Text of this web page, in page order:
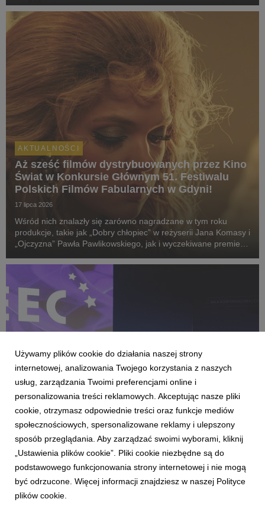
Festiwalu Filmowego w Toronto. W polskich k...
AKTUALNOŚCI
Aż sześć filmów dystrybuowanych przez Kino
Świat w Konkursie Głównym 51. Festiwalu
Polskich Filmów Fabularnych w Gdyni!
17 lipca 2026
Wśród nich znalazły się zarówno nagradzane w tym roku
produkcje, takie jak „Dobry chłopiec” w reżyserii Jana Komasy i
„Ojczyzna” Pawła Pawlikowskiego, jak i wyczekiwane premiery:
„Violetta Villas”.
AKTUALNOŚCI
Branża audiowizualna w Polsce - wyzwania i
nowe koncepcje rozwoju
28 kwietnia 2026
Kino Świat aktywnie włączył się w debatę o kondycji i
możliwościach rozwoju polskiej branży audiowizualnej podczas
XVIII Europejskiego Kongresu Gospodarczego, który w
Używamy plików cookie do działania naszej strony
internetowej, analizowania Twojego korzystania z naszych
usług, zarządzania Twoimi preferencjami online i
personalizowania treści reklamowych. Akceptując nasze pliki
cookie, otrzymasz odpowiednie treści oraz funkcje mediów
społecznościowych, spersonalizowane reklamy i ulepszony
sposób przeglądania. Aby zarządzać swoimi wyborami, kliknij
„Ustawienia plików cookie”. Pliki cookie niezbędne są do
podstawowego funkcjonowania strony internetowej i nie mogą
być odrzucone. Więcej informacji znajdziesz w naszej Polityce
plików cookie.